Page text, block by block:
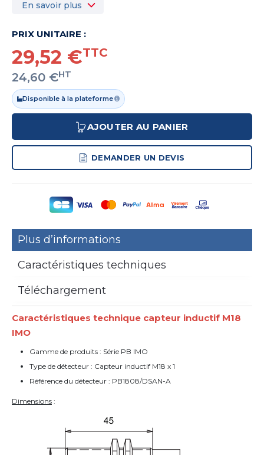
En savoir plus
PRIX UNITAIRE :
29,52 €TTC
24,60 €HT
Disponible à la plateforme
AJOUTER AU PANIER
DEMANDER UN DEVIS
Plus d’informations
Caractéristiques techniques
Téléchargement
Caractéristiques technique capteur inductif M18
IMO
Gamme de produits : Série PB IMO
Type de détecteur : Capteur inductif M18 x 1
Référence du détecteur : PB1808/DSAN-A
Dimensions :